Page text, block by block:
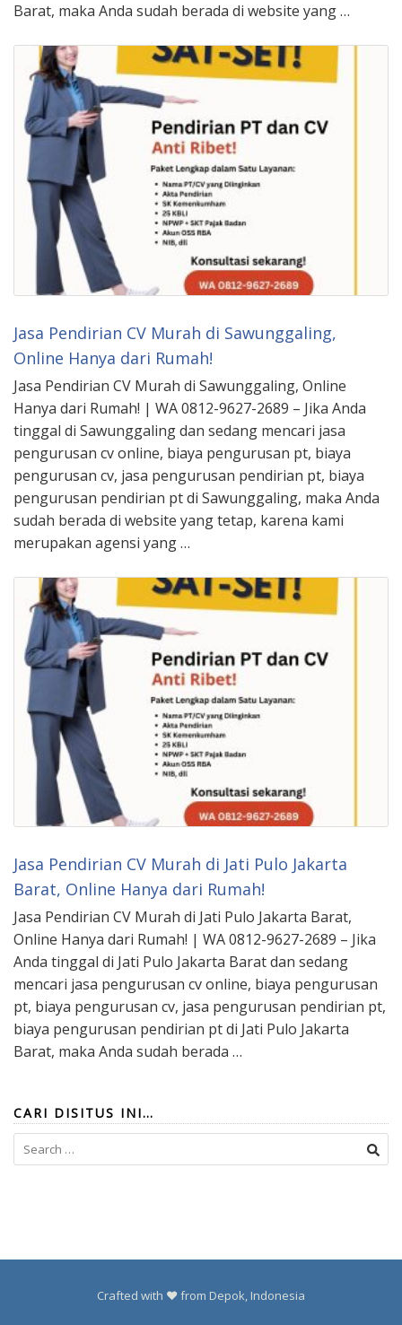
Barat, maka Anda sudah berada di website yang …
Jasa Pendirian CV Murah di Sawunggaling,
Online Hanya dari Rumah!
Jasa Pendirian CV Murah di Sawunggaling, Online
Hanya dari Rumah! | WA 0812-9627-2689 – Jika Anda
tinggal di Sawunggaling dan sedang mencari jasa
pengurusan cv online, biaya pengurusan pt, biaya
pengurusan cv, jasa pengurusan pendirian pt, biaya
pengurusan pendirian pt di Sawunggaling, maka Anda
sudah berada di website yang tetap, karena kami
merupakan agensi yang …
Jasa Pendirian CV Murah di Jati Pulo Jakarta
Barat, Online Hanya dari Rumah!
Jasa Pendirian CV Murah di Jati Pulo Jakarta Barat,
Online Hanya dari Rumah! | WA 0812-9627-2689 – Jika
Anda tinggal di Jati Pulo Jakarta Barat dan sedang
mencari jasa pengurusan cv online, biaya pengurusan
pt, biaya pengurusan cv, jasa pengurusan pendirian pt,
biaya pengurusan pendirian pt di Jati Pulo Jakarta
Barat, maka Anda sudah berada …
CARI DISITUS INI…
Search
for:
Crafted with ❤️ from Depok, Indonesia